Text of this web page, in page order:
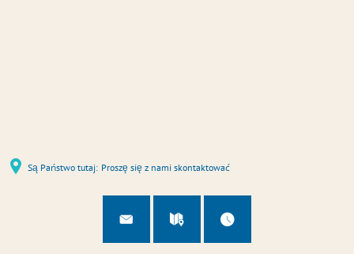
Są Państwo tutaj: Proszę się z nami skontaktować